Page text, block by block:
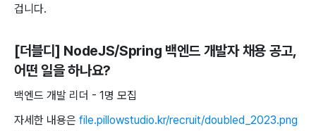
겁니다.
[더블디] NodeJS/Spring 백엔드 개발자 채용 공고,
어떤 일을 하나요?
백엔드 개발 리더 - 1명 모집
자세한 내용은 file.pillowstudio.kr/recruit/doubled_2023.png